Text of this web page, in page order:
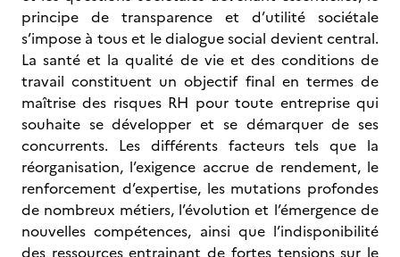
principe de transparence et d’utilité sociétale
s’impose à tous et le dialogue social devient central.
La santé et la qualité de vie et des conditions de
travail constituent un objectif final en termes de
maîtrise des risques RH pour toute entreprise qui
souhaite se développer et se démarquer de ses
concurrents. Les différents facteurs tels que la
réorganisation, l’exigence accrue de rendement, le
renforcement d’expertise, les mutations profondes
de nombreux métiers, l’évolution et l’émergence de
nouvelles compétences, ainsi que l’indisponibilité
des ressources entrainant de fortes tensions sur le